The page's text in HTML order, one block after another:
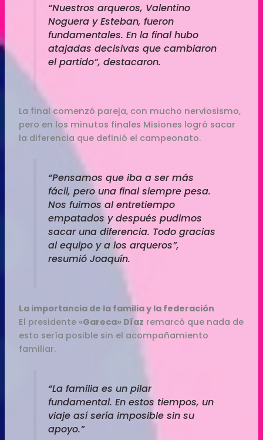
“Nuestros arqueros, Valentino
Noguera y Esteban, fueron
fundamentales. En la final hubo
atajadas decisivas que cambiaron
el partido”, destacaron.
La final comenzó pareja, con mucho nerviosismo,
pero en los minutos finales Misiones logró sacar
la diferencia que definió el campeonato.
“Pensamos que iba a ser más
fácil, pero una final siempre pesa.
Nos fuimos al entretiempo
empatados y después pudimos
sacar una diferencia. Todo gracias
al equipo y a los arqueros”,
resumió Joaquín.
La importancia de la familia y la federación
El presidente «Gareca» Díaz remarcó que nada de
esto sería posible sin el acompañamiento
familiar.
“La familia es un pilar
fundamental. En estos tiempos, un
viaje así sería imposible sin su
apoyo.”